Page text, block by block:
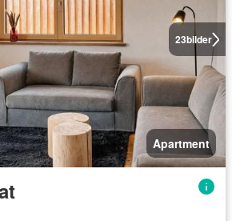
23bilder
Apartment